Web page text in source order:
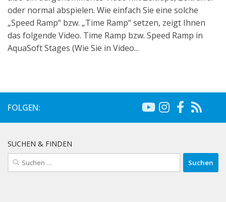
oder normal abspielen. Wie einfach Sie eine solche
„Speed Ramp“ bzw. „Time Ramp“ setzen, zeigt Ihnen
das folgende Video. Time Ramp bzw. Speed Ramp in
AquaSoft Stages (Wie Sie in Video...
FOLGEN:
SUCHEN & FINDEN
Suchen
nach: